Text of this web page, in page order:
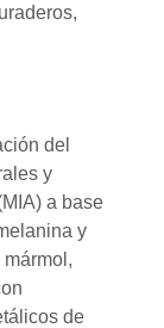
del
y
a base
y
de